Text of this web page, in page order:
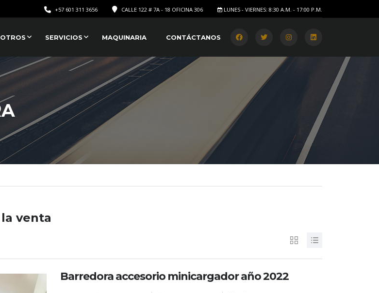
LUNES - VIERNES: 8:30 A.M. - 17:00 P.M.
CALLE 122 # 7A - 18 OFICINA 306
+57 601 311 3656
SERVICIOS MAQUINARIA CONTÁCTANOS
venta
Barredora accesorio minicargador año 2022